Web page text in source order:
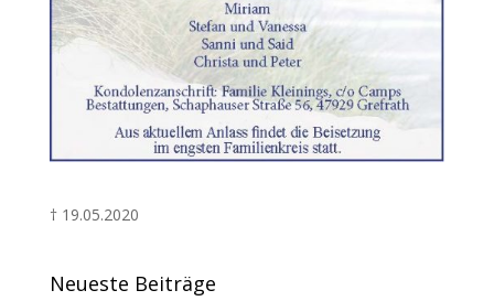
† 19.05.2020
Neueste Beiträge